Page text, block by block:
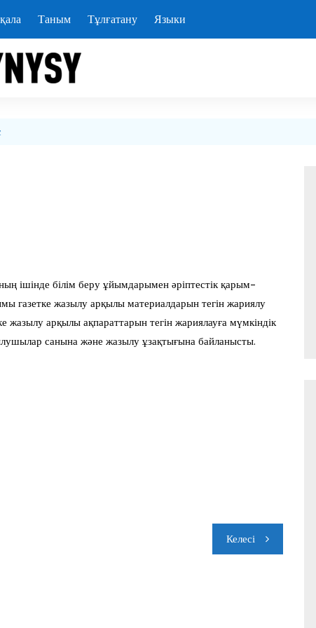
Таным Тұлғатану Языки
ішінде білім беру ұйымдарымен әріптестік қарым-
газетке жазылу арқылы материалдарын тегін жариялу
арқылы ақпараттарын тегін жариялауға мүмкіндік
санына және жазылу ұзақтығына байланысты.
Келесі